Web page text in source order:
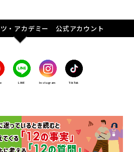
・アカデミー 公式アカウント
LINE Instagram TikTok